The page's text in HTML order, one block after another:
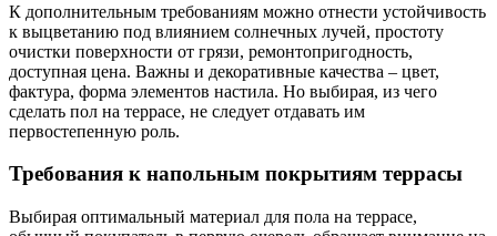
К дополнительным требованиям можно отнести устойчивость
к выцветанию под влиянием солнечных лучей, простоту
очистки поверхности от грязи, ремонтопригодность,
доступная цена. Важны и декоративные качества – цвет,
фактура, форма элементов настила. Но выбирая, из чего
сделать пол на террасе, не следует отдавать им
первостепенную роль.
Требования к напольным покрытиям террасы
Выбирая оптимальный материал для пола на террасе,